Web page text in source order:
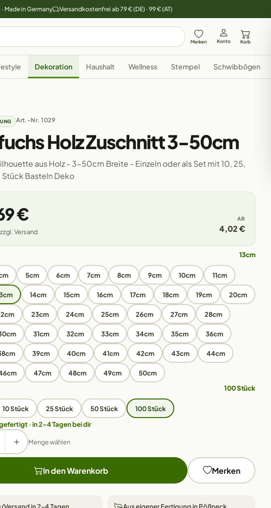
Made in Germany Versandkostenfrei ab 79 € (DE) · 99 € (AT)
Merken Konto Korb
Dekoration Haushalt Wellness Stempel Schwibbögen
Art.-Nr. 1029
Holz Zuschnitt 3-50cm
aus Holz - 3-50cm Breite - Einzeln oder als Set mit 10, 25,
Basteln Deko
€
Versand
AB
4,02 €
13cm
5cm 6cm 7cm 8cm 9cm 10cm 11cm
14cm 15cm 16cm 17cm 18cm 19cm 20cm
23cm 24cm 25cm 26cm 27cm 28cm
31cm 32cm 33cm 34cm 35cm 36cm
39cm 40cm 41cm 42cm 43cm 44cm
47cm 48cm 49cm 50cm
100 Stück
10 Stück 25 Stück 50 Stück
100 Stück
· in 2–4 Tagen bei dir
Menge wählen
In den Warenkorb Merken
in 2–4 Tagen Aus eigener Fertigung in Pößneck